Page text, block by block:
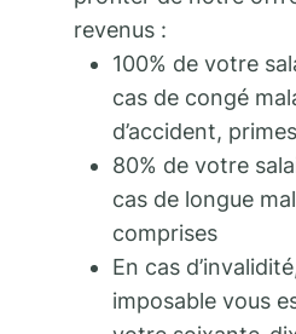
revenus :
100% de votre
cas de congé
d’accident,
80% de votre
cas de longue
comprises
En cas
imposable vous